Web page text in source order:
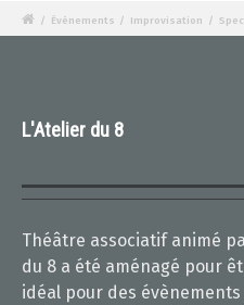
/ Évènements / Improvisation /
L'Atelier du 8
Théâtre associatif animé
du 8 a été aménagé pour
idéal pour des